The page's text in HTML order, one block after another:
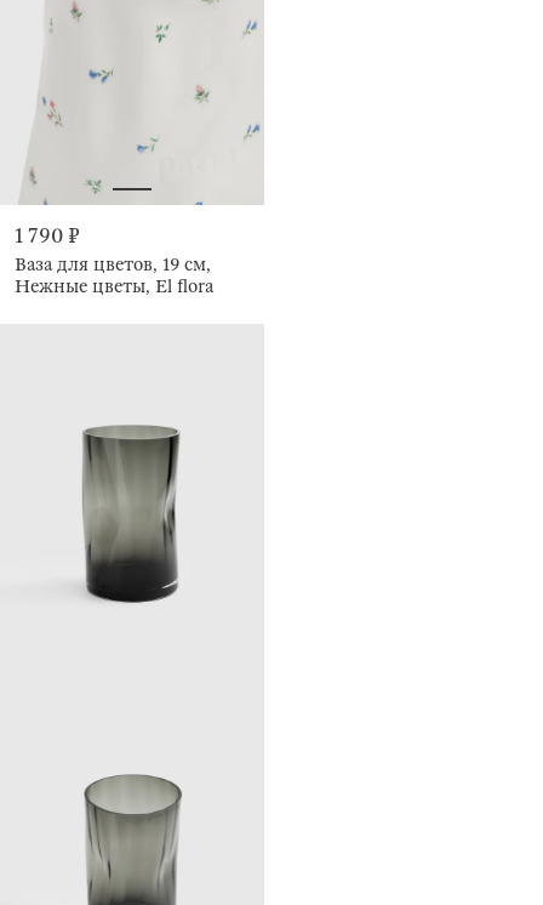
1 790 ₽
Ваза для цветов, 19 см,
Нежные цветы, El flora